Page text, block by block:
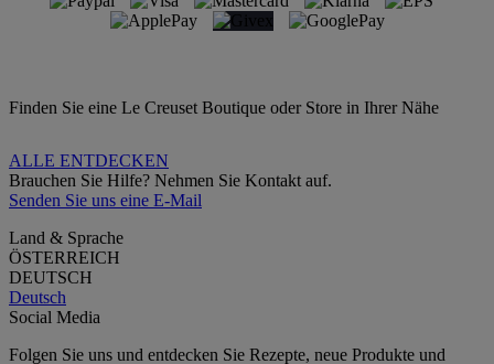
Finden Sie eine Le Creuset Boutique oder Store in Ihrer Nähe
ALLE ENTDECKEN
Brauchen Sie Hilfe? Nehmen Sie Kontakt auf.
Senden Sie uns eine E-Mail
Land & Sprache
ÖSTERREICH
DEUTSCH
Deutsch
Social Media
Folgen Sie uns und entdecken Sie Rezepte, neue Produkte und